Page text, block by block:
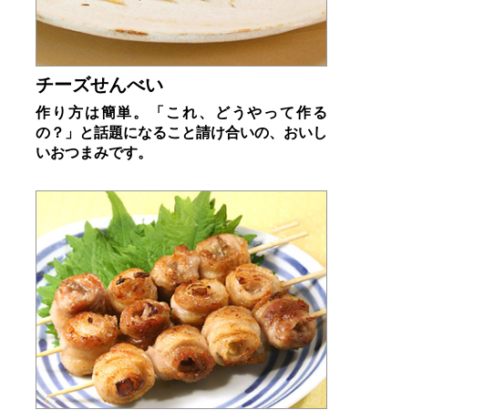
チーズせんべい
作り方は簡単。「これ、どうやって作る
の？」と話題になること請け合いの、おいし
いおつまみです。